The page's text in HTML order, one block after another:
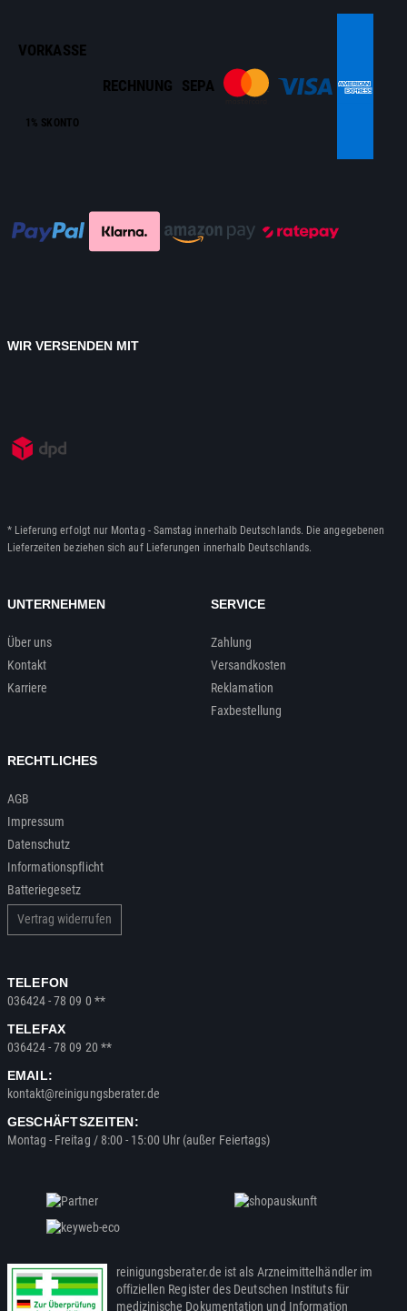
VORKASSE
1% SKONTO
RECHNUNG SEPA
WIR VERSENDEN MIT
* Lieferung erfolgt nur Montag - Samstag innerhalb Deutschlands. Die angegebenen
Lieferzeiten beziehen sich auf Lieferungen innerhalb Deutschlands.
UNTERNEHMEN
Über uns
Kontakt
Karriere
SERVICE
Zahlung
Versandkosten
Reklamation
Faxbestellung
RECHTLICHES
AGB
Impressum
Datenschutz
Informationspflicht
Batteriegesetz
Vertrag widerrufen
TELEFON
036424 - 78 09 0 **
TELEFAX
036424 - 78 09 20 **
EMAIL:
kontakt@reinigungsberater.de
GESCHÄFTSZEITEN:
Montag - Freitag / 8:00 - 15:00 Uhr (außer Feiertags)
reinigungsberater.de ist als Arzneimittelhändler im
offiziellen Register des Deutschen Instituts für
medizinische Dokumentation und Information